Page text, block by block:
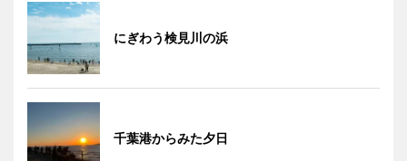
にぎわう検見川の浜
千葉港からみた夕日